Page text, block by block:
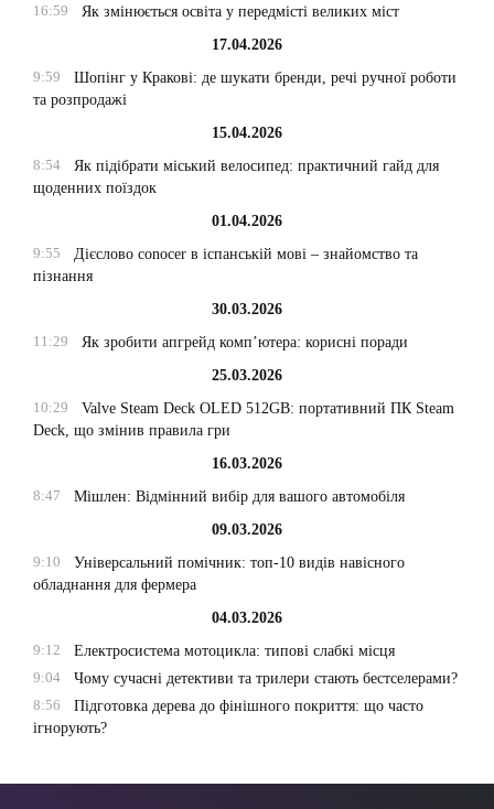
16:59
Як змінюється освіта у передмісті великих міст
17.04.2026
9:59
Шопінг у Кракові: де шукати бренди, речі ручної роботи
та розпродажі
15.04.2026
8:54
Як підібрати міський велосипед: практичний гайд для
щоденних поїздок
01.04.2026
9:55
Дієслово conocer в іспанській мові – знайомство та
пізнання
30.03.2026
11:29
Як зробити апгрейд комп’ютера: корисні поради
25.03.2026
10:29
Valve Steam Deck OLED 512GB: портативний ПК Steam
Deck, що змінив правила гри
16.03.2026
8:47
Мішлен: Відмінний вибір для вашого автомобіля
09.03.2026
9:10
Універсальний помічник: топ-10 видів навісного
обладнання для фермера
04.03.2026
9:12
Електросистема мотоцикла: типові слабкі місця
9:04
Чому сучасні детективи та трилери стають бестселерами?
8:56
Підготовка дерева до фінішного покриття: що часто
ігнорують?